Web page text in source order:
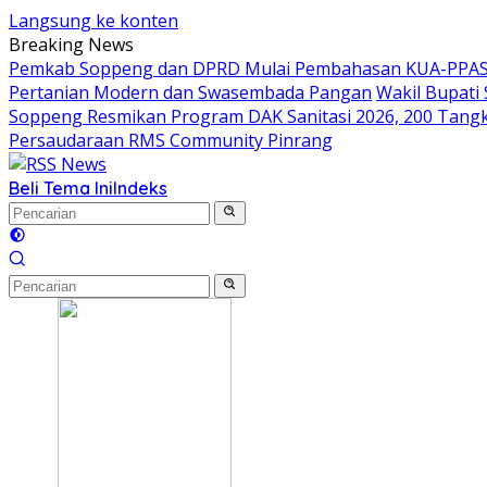
Langsung ke konten
Breaking News
Pemkab Soppeng dan DPRD Mulai Pembahasan KUA-
Pertanian Modern dan Swasembada Pangan Wakil Bupati
Soppeng Resmikan Program DAK Sanitasi 2026, 200
Persaudaraan RMS Community Pinrang
Beli Tema IniIndeks